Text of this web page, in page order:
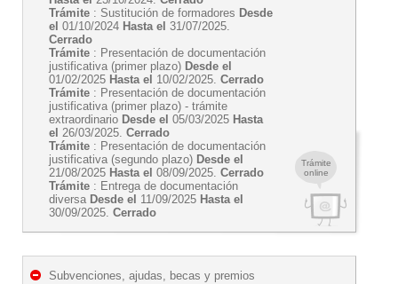
Trámite
online
Trámite : Sustitución de formadores Desde
el 01/10/2024 Hasta el 31/07/2025.
Cerrado
Trámite : Presentación de documentación
justificativa (primer plazo) Desde el
01/02/2025 Hasta el 10/02/2025. Cerrado
Trámite : Presentación de documentación
justificativa (primer plazo) - trámite
extraordinario Desde el 05/03/2025 Hasta
el 26/03/2025. Cerrado
Trámite : Presentación de documentación
justificativa (segundo plazo) Desde el
21/08/2025 Hasta el 08/09/2025. Cerrado
Trámite : Entrega de documentación
diversa Desde el 11/09/2025 Hasta el
30/09/2025. Cerrado
Subvenciones, ajudas, becas y premios